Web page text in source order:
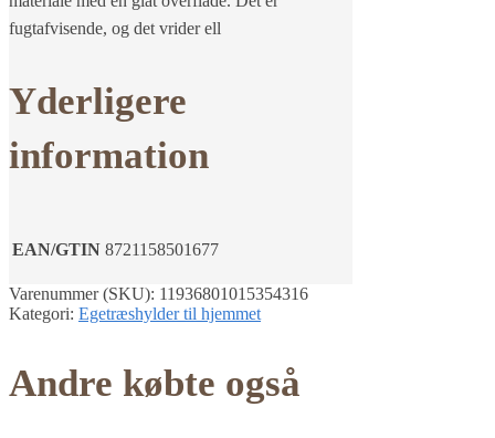
fugtafvisende, og det vrider ell
Yderligere
information
EAN/GTIN 8721158501677
Varenummer (SKU): 11936801015354316
Kategori: Egetræshylder til hjemmet
Andre købte også